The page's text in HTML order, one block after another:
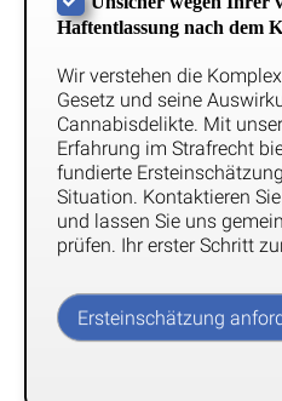
Haftentlassung nach dem
Wir verstehen die
Gesetz und seine
Cannabisdelikte. Mit
Erfahrung im Strafrecht
fundierte
Situation. Kontaktieren
und lassen Sie uns
prüfen. Ihr erster Schritt
Ersteinschätzung